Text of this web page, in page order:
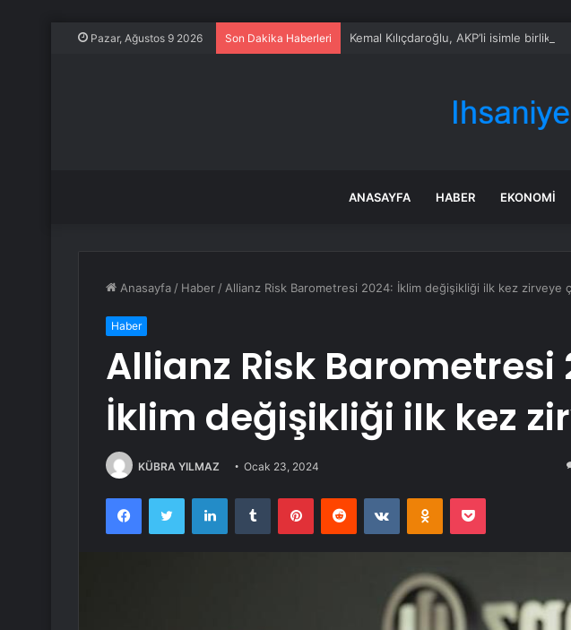
Pazar, Ağustos 9 2026 Son Dakika Haberleri Kemal Kılıçdaroğlu, AKP’li isimle birlikte
ANASAYFA HABER EKONOMI
Anasayfa / Haber / Allianz Risk Barometresi 2024: İklim değişikliği ilk kez zirveye
Haber
Allianz Risk Barometresi
İklim değişikliği ilk kez
KÜBRA YILMAZ Ocak 23, 2024
FacebookTwitter LinkedInTumblr PinterestReddit VKontakteOdnoklassniki
Pocket